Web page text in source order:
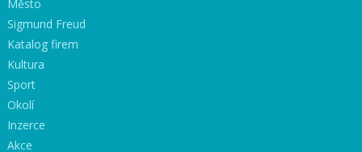
Město
Sigmund Freud
Katalog firem
Kultura
Sport
Okolí
Inzerce
Akce